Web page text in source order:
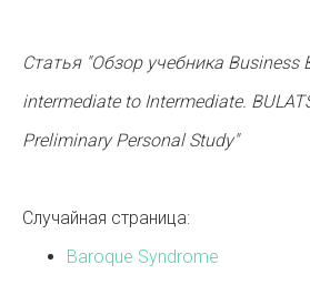
Статья "Обзор учебника Business
intermediate to Intermediate.
Preliminary Personal Study"
Случайная страница:
Baroque Syndrome